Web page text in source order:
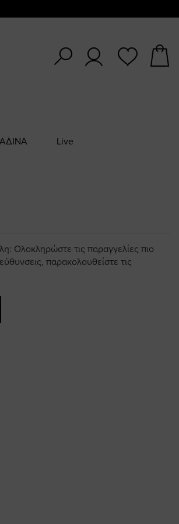
Live
Ολοκληρώστε τις παραγγελίες πιο
παρακολουθείστε τις